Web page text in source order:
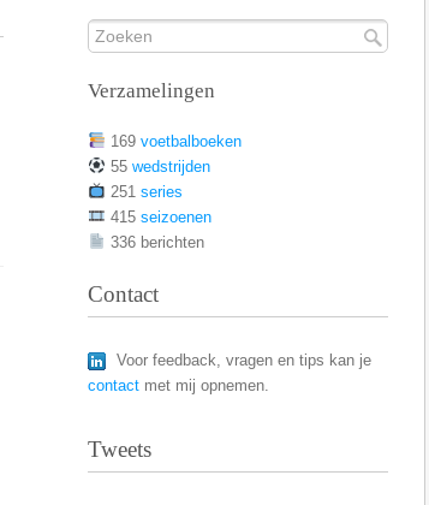
Verzamelingen
169 voetbalboeken
55 wedstrijden
251 series
415 seizoenen
336 berichten
Contact
Voor feedback, vragen en tips kan je
contact met mij opnemen.
Tweets